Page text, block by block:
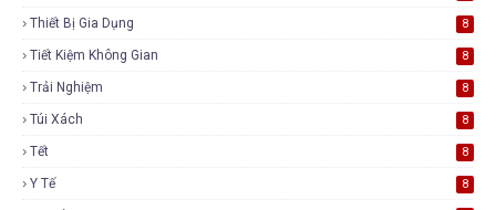
Thiết Bị Gia Dụng 8
Tiết Kiệm Không Gian 8
Trải Nghiệm 8
Túi Xách 8
Tết 8
Y Tế 8